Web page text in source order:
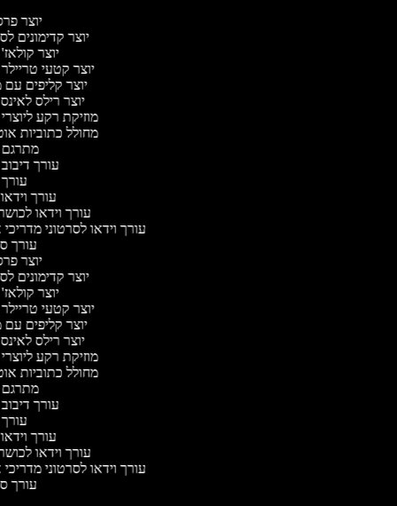
יוצר
יוצר קדימונים
יוצר
יוצר קטעי
יוצר קליפים
יוצר רילס
מוזיקת רקע
מחולל כתוביות
עורך
עורך
עורך וידאו
עורך וידאו לסרטוני
עורך
יוצר
יוצר קדימונים
יוצר
יוצר קטעי
יוצר קליפים
יוצר רילס
מוזיקת רקע
מחולל כתוביות
עורך
עורך
עורך וידאו
עורך וידאו לסרטוני
עורך